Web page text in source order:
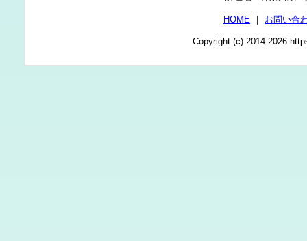
HOME ｜ お問い合
Copyright (c) 2014-2026